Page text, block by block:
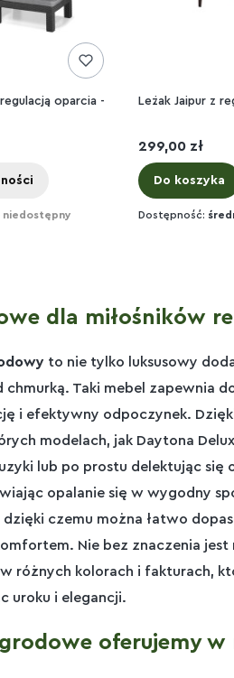
oparcia -
niedostępny
Leżak Jaipur z
Cena
299,00 zł
Do koszyka
Dostępność:
dla miłośników
to nie tylko luksusowy
Taki mebel zapewnia
i efektywny odpoczynek.
modelach, jak Daytona
lub po prostu delektując
opalanie się w wygodny
czemu można łatwo
Nie bez znaczenia
różnych kolorach i fakturach,
uroku i elegancji.
oferujemy w